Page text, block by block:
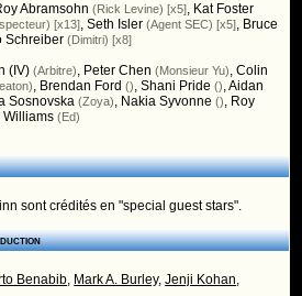
Abramsohn (Rick Levine) [x5], Kat Foster
[x13],Seth Isler (Agent SEC) [x5], Bruce
Schreiber (Dimitri) [x8]
(IV) (Arbitre), Peter Chen (Monsieur Yu),Colin
, Brendan Ford (),Shani Pride (),Aidan
Sosnovska (Zoya), Nakia Syvonne (), Roy
Williams (Ed)
sont crédités en "special guest stars".
Benabib, Mark A. Burley,Jenji Kohan,